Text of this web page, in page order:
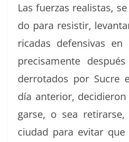
Las fuerzas real­is­tas,
do para resi­s­tir,
ri­cadas defen­si­vas
pre­cisa­mente
der­ro­ta­dos por Sucre
día ante­ri­or,
garse, o sea
ciu­dad para evi­tar